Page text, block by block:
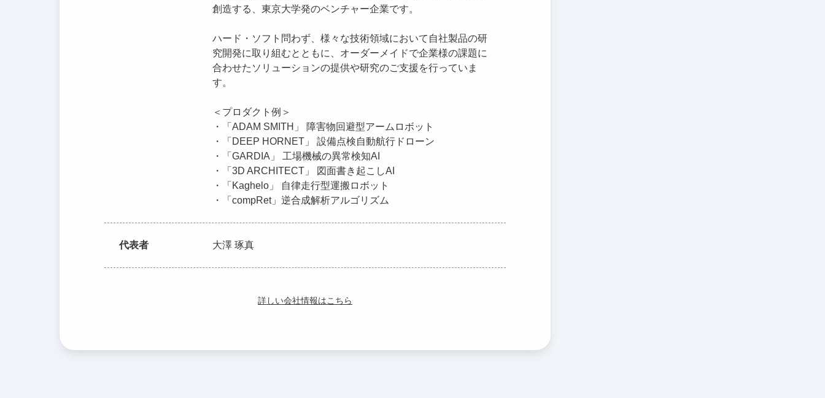
創造する、東京大学発のベンチャー企業です。
ハード・ソフト問わず、様々な技術領域において自社製品の研
究開発に取り組むとともに、オーダーメイドで企業様の課題に
合わせたソリューションの提供や研究のご支援を行っていま
す。
＜プロダクト例＞
・「ADAM SMITH」 障害物回避型アームロボット
・「DEEP HORNET」 設備点検自動航行ドローン
・「GARDIA」 工場機械の異常検知AI
・「3D ARCHITECT」 図面書き起こしAI
・「Kaghelo」 自律走行型運搬ロボット
・「compRet」逆合成解析アルゴリズム
代表者 大澤 琢真
詳しい会社情報はこちら